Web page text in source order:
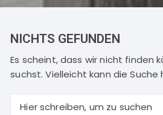
NICHTS GEFUNDEN
Es scheint, dass wir nicht finden
suchst. Vielleicht kann die Suche